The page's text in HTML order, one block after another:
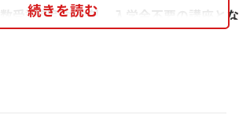
受講割引対象外、入学金不要の講座とな
＊＊＊＊
）とその他(運営維持費275円×回数)が必
続きを読む